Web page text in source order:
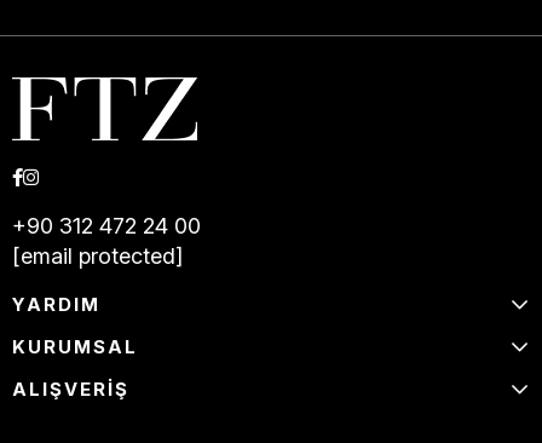
+90 312 472 24 00
[email protected]
YARDIM
KURUMSAL
ALIŞVERİŞ